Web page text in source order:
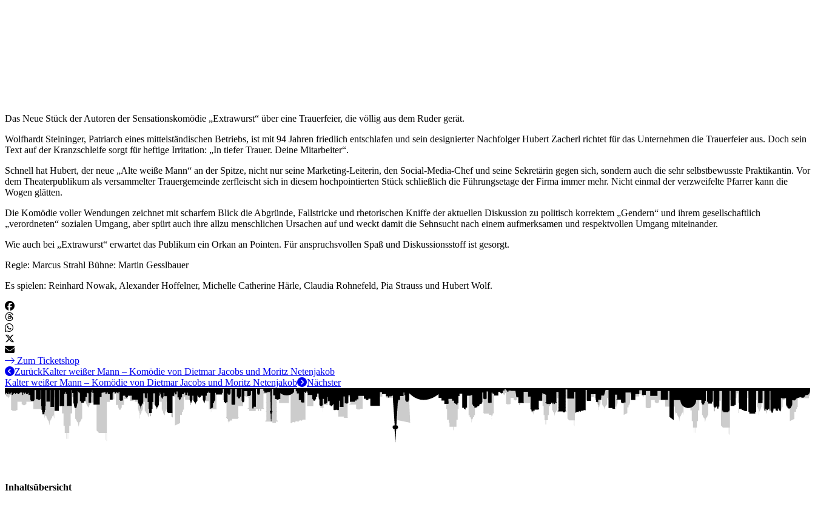
Das Neue Stück der Autoren der Sensationskomödie „Extrawurst“ über eine Trauerfeier, die völlig aus dem Ruder gerät.
Wolfhardt Steininger, Patriarch eines mittelständischen Betriebs, ist mit 94 Jahren friedlich entschlafen und sein designierter Nachfolger Hubert Zacherl richtet für das Unternehmen die Trauerfeier aus. Doch sein
Text auf der Kranzschleife sorgt für heftige Irritation: „In tiefer Trauer. Deine Mitarbeiter“.
Schnell hat Hubert, der neue „Alte weiße Mann“ an der Spitze, nicht nur seine Marketing-Leiterin, den Social-Media-Chef und seine Sekretärin gegen sich, sondern auch die sehr selbstbewusste Praktikantin. Vor
dem Theaterpublikum als versammelter Trauergemeinde zerfleischt sich in diesem hochpointierten Stück schließlich die Führungsetage der Firma immer mehr. Nicht einmal der verzweifelte Pfarrer kann die
Wogen glätten.
Die Komödie voller Wendungen zeichnet mit scharfem Blick die Abgründe, Fallstricke und rhetorischen Kniffe der aktuellen Diskussion zu politisch korrektem „Gendern“ und ihrem gesellschaftlich
„verordneten“ sozialen Umgang, aber spürt auch ihre allzu menschlichen Ursachen auf und weckt damit die Sehnsucht nach einem aufmerksamen und respektvollen Umgang miteinander.
Wie auch bei „Extrawurst“ erwartet das Publikum ein Orkan an Pointen. Für anspruchsvollen Spaß und Diskussionsstoff ist gesorgt.
Regie: Marcus Strahl Bühne: Martin Gesslbauer
Es spielen: Reinhard Nowak, Alexander Hoffelner, Michelle Catherine Härle, Claudia Rohnefeld, Pia Strauss und Hubert Wolf.
Zum Ticketshop
ZurückKalter weißer Mann – Komödie von Dietmar Jacobs und Moritz Netenjakob
Kalter weißer Mann – Komödie von Dietmar Jacobs und Moritz Netenjakob
Nächster
Inhaltsübersicht